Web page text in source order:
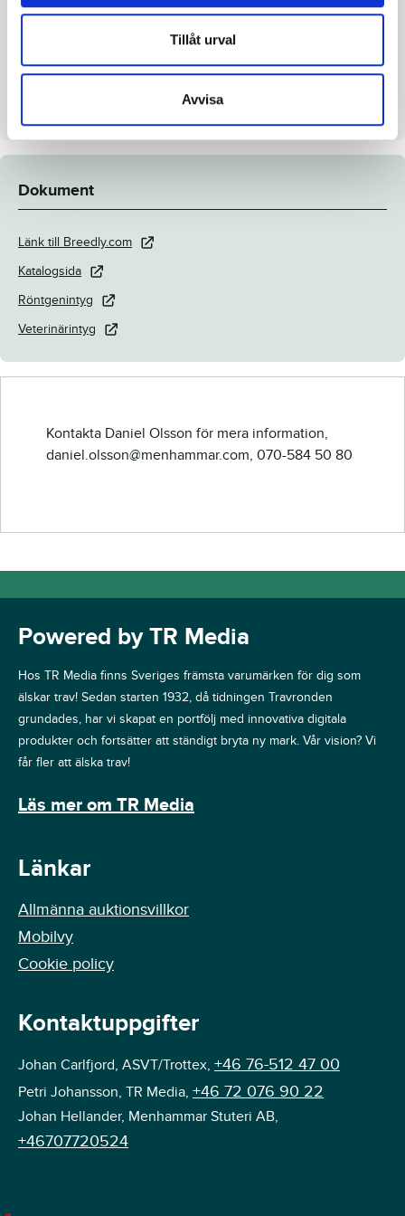
Tillåt urval
Avvisa
Inavelskoeff.
12.52%
150/153 cm
Uppfödare
Menhammar Stuteri AB
Menhammar Stuteri AB
Dokument
Länk till Breedly.com
Katalogsida
Röntgenintyg
Veterinärintyg
Kontakta Daniel Olsson för mera information,
daniel.olsson@menhammar.com, 070-584 50 80
Powered by TR Media
Hos TR Media finns Sveriges främsta varumärken för dig som
älskar trav! Sedan starten 1932, då tidningen Travronden
grundades, har vi skapat en portfölj med innovativa digitala
produkter och fortsätter att ständigt bryta ny mark. Vår vision? Vi
får fler att älska trav!
Läs mer om TR Media
Länkar
Allmänna auktionsvillkor
Mobilvy
Cookie policy
Kontaktuppgifter
Johan Carlfjord, ASVT/Trottex, +46 76-512 47 00
Petri Johansson, TR Media, +46 72 076 90 22
Johan Hellander, Menhammar Stuteri AB,
+46707720524